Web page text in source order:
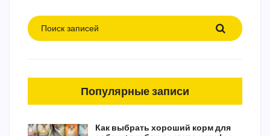
Популярные записи
Как выбрать хороший корм для